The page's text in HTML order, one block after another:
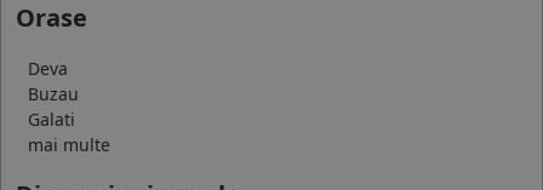
Orase
Deva
Buzau
Galati
mai multe